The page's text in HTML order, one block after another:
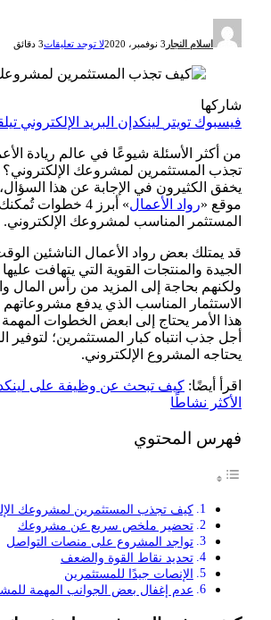
اسلام النجار 3 نوفمبر، 2020 لا توجد تعليقات3 دقائق
شاركها
فيسبوك تويتر لينكدإن البريد الإلكتروني
من أكثر الأسئلة شيوعًا في عالم ريادة
تجذب المستثمرين لمشروعك الإلكتروني؟
يخفق الكثيرون في الإجابة عن هذا
موقع «رواد الأعمال
» أبرز 4 خطوات
المستثمر المناسب لمشروعك الإلكتروني.
قد يمتلك بعض رواد الأعمال الناشئين
الجيدة والمنتجات القوية التي يتهافت
ولكنهم بحاجة إلى المزيد من رأس المال
الاستثمار المناسب الذي يدفع مشروعاتهم
هذا الأمر يحتاج إلى ابعض الخطوات المهمة
أجل جذب انتباه كبار المستثمرين؛ لتوفير
يحتاجه المشروع الإلكتروني.
اقرأ أيضًا: كيف تبحث عن وظيفة على لينكد
الأكثر نشاطًا
فهرس المحتوي
كيف تجذب المستثمرين لمشروعك
تحضير ملخص سريع عن مشروعك
تواجد المشروع على منصات التواصل
تحديد نقاط القوة والضعف
الإنصات جيدًا للمستثمرين
عدم إغفال بعض الجوانب المهمة